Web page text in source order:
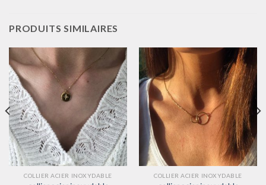
PRODUITS SIMILAIRES
COLLIER ACIER INOXYDABLE COLLIER ACIER INOXYDABLE